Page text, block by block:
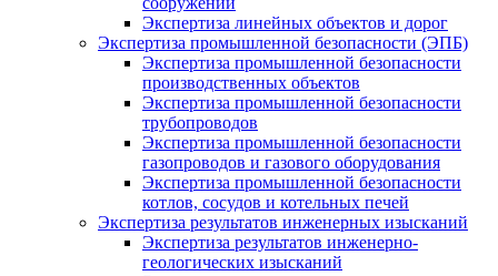
Экспертиза линейных объектов и дорог
Экспертиза промышленной безопасности (ЭПБ)
Экспертиза промышленной безопасности
производственных объектов
Экспертиза промышленной безопасности
трубопроводов
Экспертиза промышленной безопасности
газопроводов и газового оборудования
Экспертиза промышленной безопасности
котлов, сосудов и котельных печей
Экспертиза результатов инженерных изысканий
Экспертиза результатов инженерно-
геологических изысканий